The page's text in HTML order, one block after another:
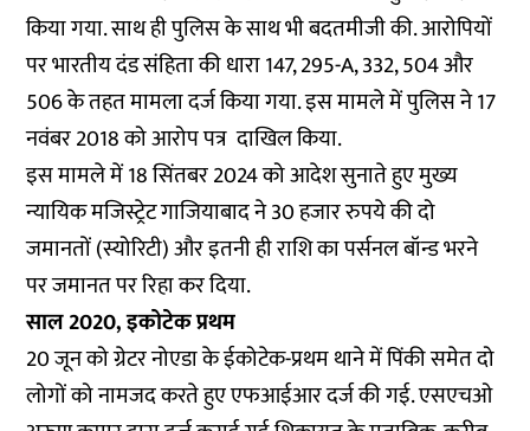
किया गया. साथ ही पुलिस के साथ भी बदतमीजी की. आरोपियों
पर भारतीय दंड संहिता की धारा 147, 295-A, 332, 504 और
506 के तहत मामला दर्ज किया गया. इस मामले में पुलिस ने 17
नवंबर 2018 को आरोप पत्र दाखिल किया.
इस मामले में 18 सिंतबर 2024 को आदेश सुनाते हुए मुख्य
न्यायिक मजिस्ट्रेट गाजियाबाद ने 30 हजार रुपये की दो
जमानतों (स्योरिटी) और इतनी ही राशि का पर्सनल बॉन्ड भरने
पर जमानत पर रिहा कर दिया.
साल 2020, इकोटेक प्रथम
20 जून को ग्रेटर नोएडा के ईकोटेक-प्रथम थाने में पिंकी समेत दो
लोगों को नामजद करते हुए एफआईआर दर्ज की गई. एसएचओ